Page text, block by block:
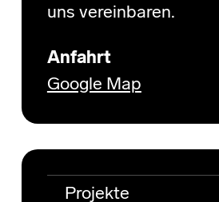
uns vereinbaren.
Anfahrt
Google Map
Projekte